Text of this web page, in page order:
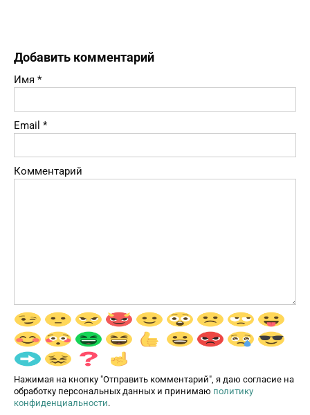
Добавить комментарий
Имя *
Email *
Комментарий
Нажимая на кнопку "Отправить комментарий", я даю согласие на
обработку персональных данных и принимаю политику
конфиденциальности.